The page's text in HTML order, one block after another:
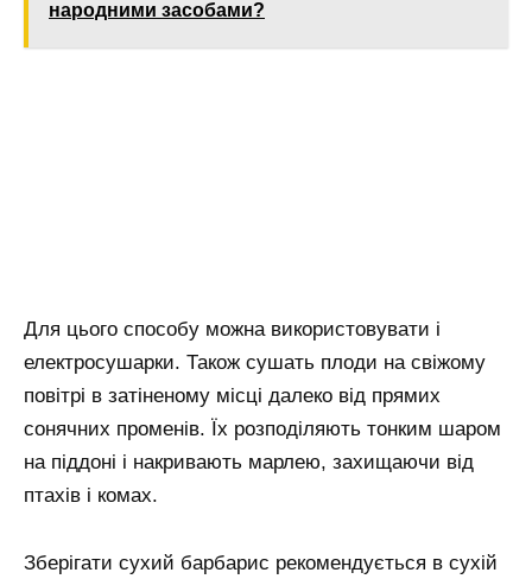
народними засобами?
Для цього способу можна використовувати і
електросушарки. Також сушать плоди на свіжому
повітрі в затіненому місці далеко від прямих
сонячних променів. Їх розподіляють тонким шаром
на піддоні і накривають марлею, захищаючи від
птахів і комах.
Зберігати сухий барбарис рекомендується в сухій